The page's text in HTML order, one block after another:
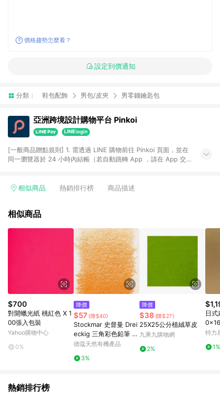
價格趨勢怎麼看？
設定到價通知
分類： 鞋包配飾 男包/皮夾 男零錢鑰匙包
亞洲跨境設計購物平台 Pinkoi
[一般商品贈點規則] 1. 需透過 LINE 購物前往 Pinkoi 頁面，並在
同一瀏覽器於 24 小時內結帳（若自動跳轉 App ，請在 App 交
回饋訂單不得享有 Pinkoi 站方優惠，例如首購優惠，P coins，
行為，不具贈點資格，部分退款不在此限。 6. APP 請更新至
貨後 45 天後發送。 8. 群眾募資商品，禮物卡，開館保證金，補
運費，攤位費等不具贈點資格。 9. LINE 購物站上之商品規格、
顏色、價位、贈品如與 Pinkoi 商品資訊頁及購物車不符，以
Pinkoi 購物商品資訊頁及購物車標示為準。 10. 點數紅包使用規
則請以點數紅包活動說明為準。 11. 若於 LINE 購物前往 Pinkoi
頁面後才首次下載 Pinkoi APP 並完成訂單，不符合導購資格；承
上，首次下載 Pinkoi APP 後，需透過 LINE 購物前往 Pinkoi 頁
面，方享導購資格。
相似商品 熱銷排行榜 商品描述
相似商品
$700
對開蠟光紙 桃紅色 X 1
00張入包裝
Yahoo購物中心
0%
降價
$57 (降$40)
Stockmar 史督曼 Drei
eckig 三角彩色鉛筆 14
gelbbraun (ST022-1
德蔻天然有機產品
3%
降價
$38 (降$27)
25X25公分植絨草皮
九乘九購物網
2%
日
特力
1%
熱銷排行榜